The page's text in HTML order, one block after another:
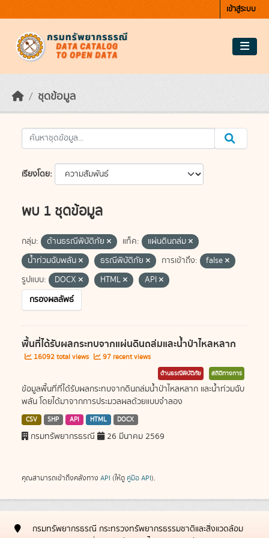
เข้าสู่ระบบ
ชุดข้อมูล
เรียงโดย
พบ 1 ชุดข้อมูล
กลุ่ม: ด้านธรณีพิบัติภัย แท็ค:
แผ่นดินถล่ม
น้ำท่วมฉับพลัน
ธรณีพิบัติภัย การเข้าถึง:
false
รูปแบบ:
DOCX HTML
API
กรองผลลัพธ์
พื้นที่ได้รับผลกระทบจากแผ่นดินถล่มและน้ำป่าไหลหลาก
16092 total views 97 recent views
ด้านธรณีพิบัติภัย สถิติทางการ
ข้อมูลพื้นที่ที่ได้รับผลกระทบจากดินถล่มน้ำป่าไหลหลาก และน้ำท่วมฉับ
พลัน โดยได้มาจากการประมวลผลด้วยแบบจำลอง
CSV SHP API HTML DOCX
กรมทรัพยากรธรณี 26 มีนาคม 2569
คุณสามารถเข้าถึงคลังทาง API (ให้ดู คู่มือ API).
กรมทรัพยากรธรณี กระทรวงทรัพยากรธรรมชาติและสิ่งแวดล้อม